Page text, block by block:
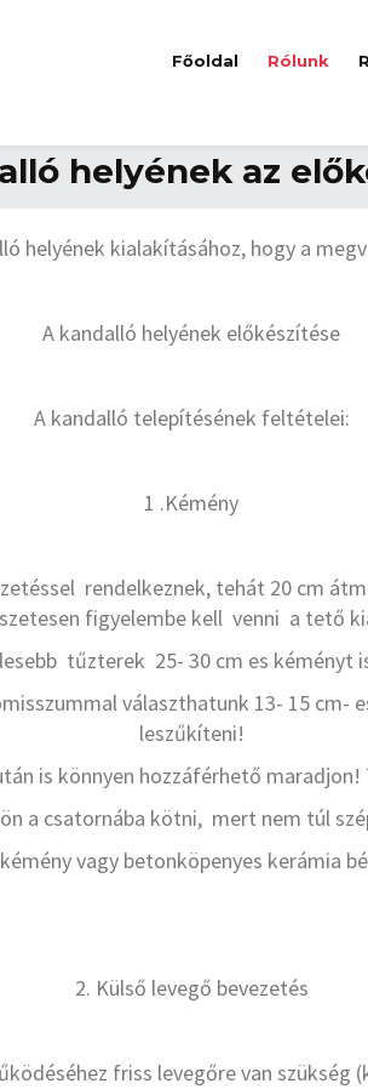
Főoldal Rólunk
helyének az
helyének kialakításához, hogy a
A kandalló helyének előkészítése
A kandalló telepítésének feltételei:
1 .Kémény
rendelkeznek, tehát 20 cm
figyelembe kell venni a tető
tűzterek 25- 30 cm es kéményt
választhatunk 13- 15
leszűkíteni!
is könnyen hozzáférhető
a csatornába kötni, mert nem túl
vagy betonköpenyes kerámia
2. Külső levegő bevezetés
friss levegőre van szükség